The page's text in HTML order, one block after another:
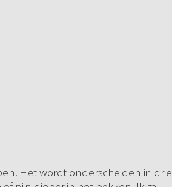
Het wordt onderscheiden in drie